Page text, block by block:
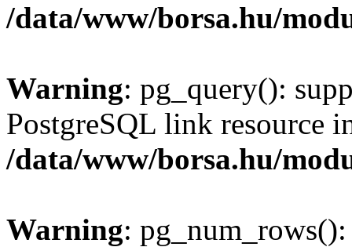
/data/www/borsa.hu/
Warning: pg_query():
PostgreSQL link resource
/data/www/borsa.hu/
Warning: